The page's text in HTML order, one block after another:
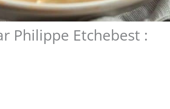
Philippe Etchebest :